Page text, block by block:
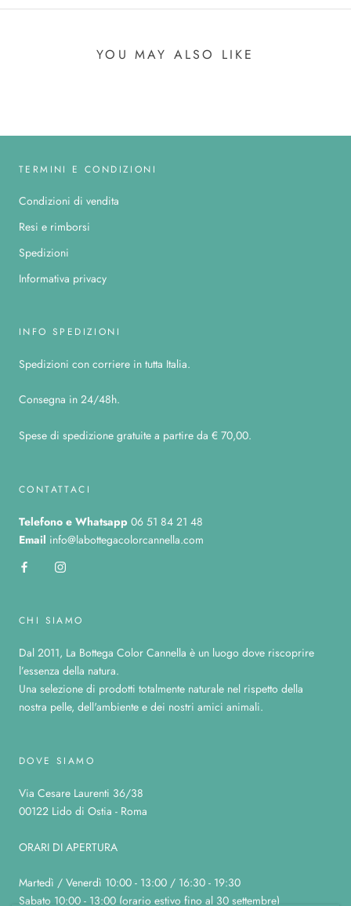
YOU MAY ALSO LIKE
TERMINI E CONDIZIONI
Condizioni di vendita
Resi e rimborsi
Spedizioni
Informativa privacy
INFO SPEDIZIONI
Spedizioni con corriere in tutta Italia.
Consegna in 24/48h.
Spese di spedizione gratuite a partire da € 70,00.
CONTATTACI
Telefono e Whatsapp 06 51 84 21 48
Email info@labottegacolorcannella.com
CHI SIAMO
Dal 2011, La Bottega Color Cannella è un luogo dove riscoprire
l’essenza della natura.
Una selezione di prodotti totalmente naturale nel rispetto della
nostra pelle, dell'ambiente e dei nostri amici animali.
DOVE SIAMO
Via Cesare Laurenti 36/38
00122 Lido di Ostia - Roma
ORARI DI APERTURA
Martedì / Venerdì 10:00 - 13:00 / 16:30 - 19:30
Sabato 10:00 - 13:00 (orario estivo fino al 30 settembre)